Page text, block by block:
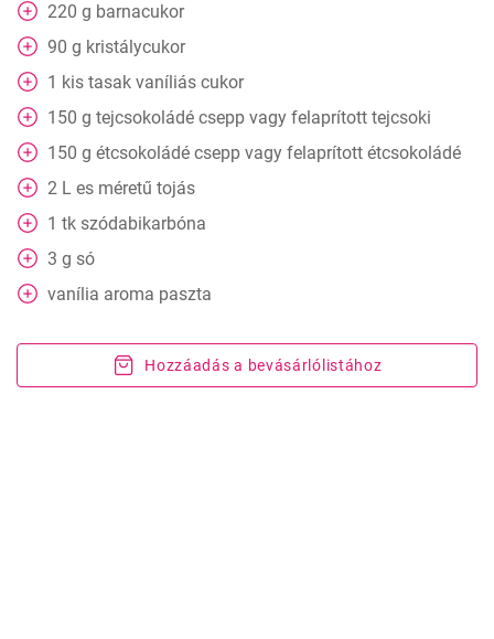
220 g barnacukor
90 g kristálycukor
1 kis tasak vaníliás cukor
150 g tejcsokoládé csepp vagy felaprított tejcsoki
150 g étcsokoládé csepp vagy felaprított étcsokoládé
2 L es méretű tojás
1 tk szódabikarbóna
3 g só
vanília aroma paszta
Hozzáadás a bevásárlólistához